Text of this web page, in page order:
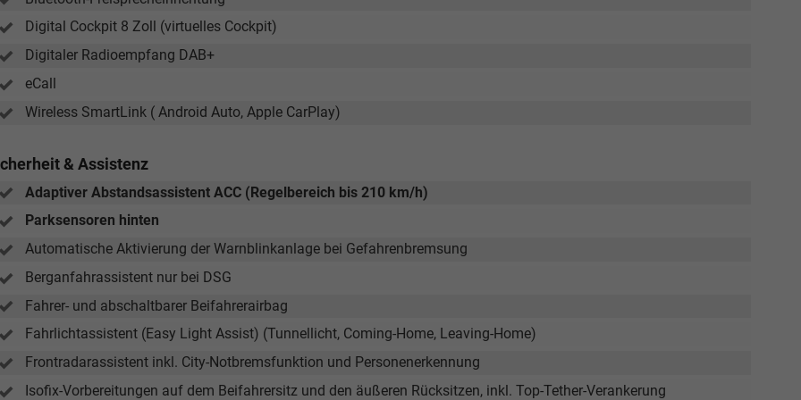
Digital Cockpit 8 Zoll (virtuelles Cockpit)
Digitaler Radioempfang DAB+
eCall
Wireless SmartLink ( Android Auto, Apple CarPlay)
& Assistenz
Adaptiver Abstandsassistent ACC (Regelbereich bis 210 km/h)
Parksensoren hinten
Automatische Aktivierung der Warnblinkanlage bei Gefahrenbremsung
Berganfahrassistent nur bei DSG
Fahrer- und abschaltbarer Beifahrerairbag
Fahrlichtassistent (Easy Light Assist) (Tunnellicht, Coming-Home, Leaving-Home)
Frontradarassistent inkl. City-Notbremsfunktion und Personenerkennung
Isofix-Vorbereitungen auf dem Beifahrersitz und den äußeren Rücksitzen, inkl. Top-Tether-Verankerung